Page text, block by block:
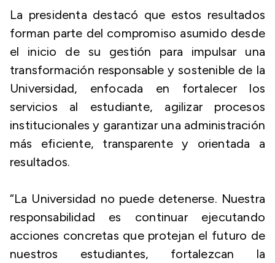
La presidenta destacó que estos resultados
forman parte del compromiso asumido desde
el inicio de su gestión para impulsar una
transformación responsable y sostenible de la
Universidad, enfocada en fortalecer los
servicios al estudiante, agilizar procesos
institucionales y garantizar una administración
más eficiente, transparente y orientada a
resultados.
“La Universidad no puede detenerse. Nuestra
responsabilidad es continuar ejecutando
acciones concretas que protejan el futuro de
nuestros estudiantes, fortalezcan la